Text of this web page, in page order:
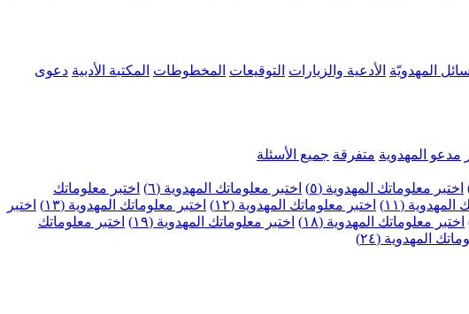
المهدويّة الأدعية والزيارات التوقيعات المخطوطات المكتبة الأدبية دعوى
مدعو المهدوية متفرقة جميع الأسئلة
اختبر معلوماتك المهدوية (٥) اختبر معلوماتك المهدوية (٦)
اختبر معلوماتك
المهدوية (١١) اختبر معلوماتك المهدوية (١٢) اختبر معلوماتك المهدوية (١٣)
اختبر
اختبر معلوماتك المهدوية (١٨) اختبر معلوماتك المهدوية (١٩)
اختبر معلوماتك
المهدوية (٢٤)